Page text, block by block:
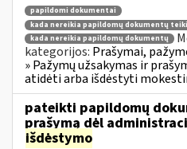
papildomi dokumentai
kada nereikia papildomų dokumentų
kada nereikia papildomų dokumentų
kategorijos: Prašymai,
» Pažymų užsakymas ir
atidėti arba išdėstyti
pateikti papildomų
prašymą dėl
išdėstymo